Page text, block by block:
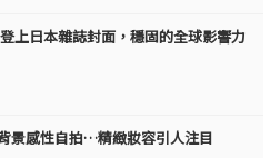
登上日本雜誌封面，穩固的全球影響力
景感性自拍…精緻妝容引人注目